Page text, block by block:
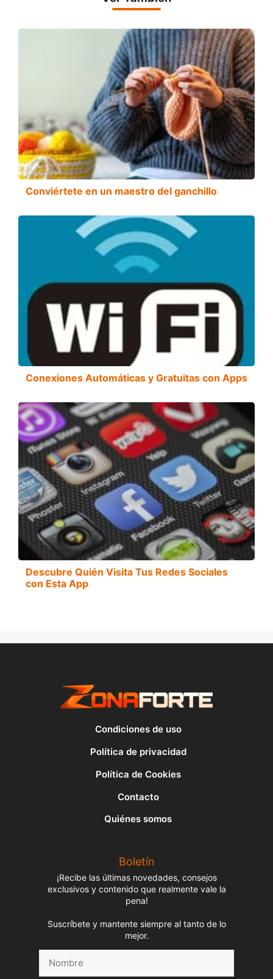
Conviértete en un maestro del ganchillo
Conexiones Automáticas y Gratuitas con Apps
Descubre Quién Visita Tus Redes Sociales
con Esta App
Condiciones de uso
Política de privacidad
Política de Cookies
Contacto
Quiénes somos
Boletín
¡Recibe las últimas novedades, consejos
exclusivos y contenido que realmente vale la
pena!
Suscríbete y mantente siempre al tanto de lo
mejor.